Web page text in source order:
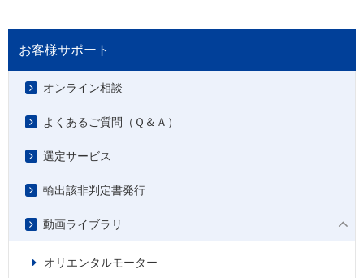
お客様サポート
オンライン相談
よくあるご質問（Ｑ＆Ａ）
選定サービス
輸出該非判定書発行
動画ライブラリ
オリエンタルモーター